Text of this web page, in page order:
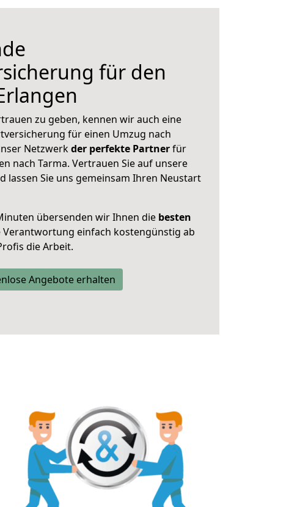
für den
zu geben, kennen wir auch eine
für einen Umzug nach
Netzwerkder perfekte Partnerfür
nach Tarma. Vertrauen Sie auf unsere
lassen Sie uns gemeinsam Ihren Neustart
übersenden wir Ihnen die besten
Verantwortung einfach kostengünstig ab
die Arbeit.
Angebote erhalten